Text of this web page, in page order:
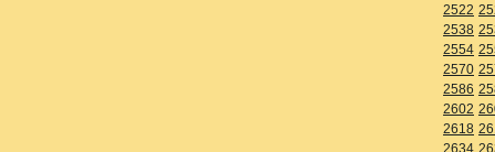
2522
2538
2554
2570
2586
2602
2618
2634